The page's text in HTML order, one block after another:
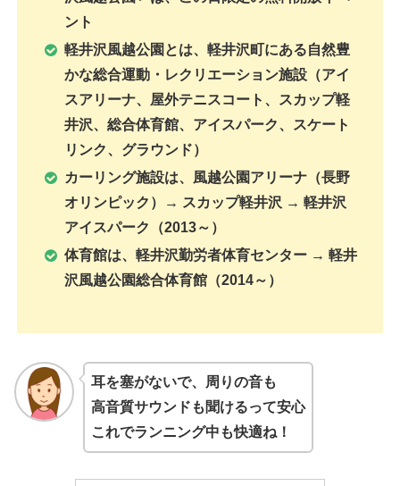
ント
軽井沢風越公園とは、軽井沢町にある自然豊
かな総合運動・レクリエーション施設（アイ
スアリーナ、屋外テニスコート、スカップ軽
井沢、総合体育館、アイスパーク、スケート
リンク、グラウンド）
カーリング施設は、風越公園アリーナ（長野
オリンピック）→ スカップ軽井沢 → 軽井沢
アイスパーク（2013～）
体育館は、軽井沢勤労者体育センター → 軽井
沢風越公園総合体育館（2014～）
耳を塞がないで、周りの音も
高音質サウンドも聞けるって安心
これでランニング中も快適ね！